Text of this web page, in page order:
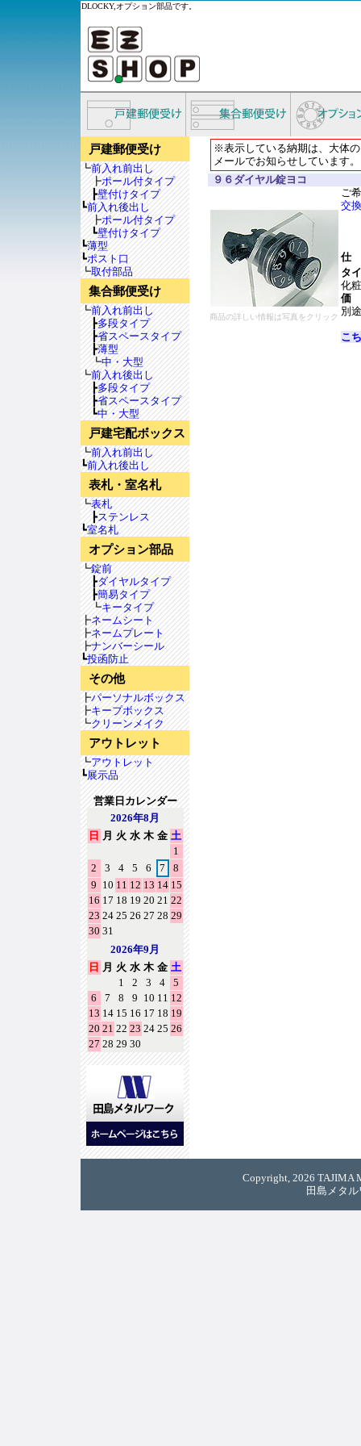
DLOCKY,オプション部品です。
戸建郵便受け
┗前入れ前出し
┣ポール付タイプ
┣壁付けタイプ
┗前入れ後出し
┣ポール付タイプ
┗壁付けタイプ
┗薄型
┗ポスト口
┗取付部品
集合郵便受け
┗前入れ前出し
┣多段タイプ
┣省スペースタイプ
┣薄型
┗中・大型
┗前入れ後出し
┣多段タイプ
┣省スペースタイプ
┗中・大型
戸建宅配ボックス
┗前入れ前出し
┗前入れ後出し
表札・室名札
┗表札
┣ステンレス
┗室名札
オプション部品
┗錠前
┣ダイヤルタイプ
┣簡易タイプ
┗キータイプ
┣ネームシート
┣ネームプレート
┣ナンバーシール
┗投函防止
その他
┣パーソナルボックス
┣キープボックス
┗クリーンメイク
アウトレット
┗アウトレット
┗展示品
営業日カレンダー
2026年8月
日 月 火 水 木 金 土
1
2
3 4 5 6 7
8
9 10 11 12 13 14 15
16 17 18 19 20 21 22
23 24 25 26 27 28 29
30 31
2026年9月
日 月 火 水 木 金 土
1
2 3 4
5
6
7 8 9 10 11 12
13 14 15 16 17 18 19
20 21 22 23 24 25 26
27 28 29 30
※表示している納期は、大体
メールでお知らせしています。
９６ダイヤル錠ヨコ
商品の詳しい情報は写真をクリック
ご
交
仕
タ
化
価
別
こ
Copyright, 2026 TAJIMA
田島メタ